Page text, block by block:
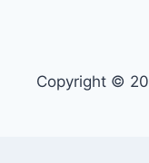
Copyright ©